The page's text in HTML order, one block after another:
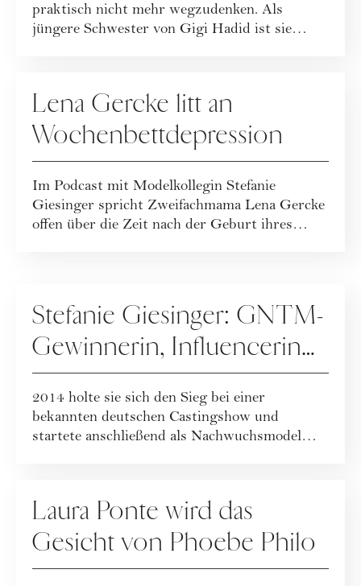
praktisch nicht mehr wegzudenken. Als
jüngere Schwester von Gigi Hadid ist sie
Lena Gercke litt an
Wochenbettdepression
Im Podcast mit Modelkollegin Stefanie
Giesinger spricht Zweifachmama Lena Gercke
offen über die Zeit nach der Geburt ihres
Stefanie Giesinger: GNTM-
Gewinnerin, Influencerin
und Businessfrau
2014 holte sie sich den Sieg bei einer
bekannten deutschen Castingshow und
startete anschließend als Nachwuchsmodel
Laura Ponte wird das
Gesicht von Phoebe Philo